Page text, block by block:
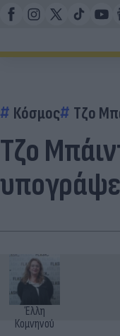
Κόσμος Τζο
Τζο
Έλλη
Κομνηνού